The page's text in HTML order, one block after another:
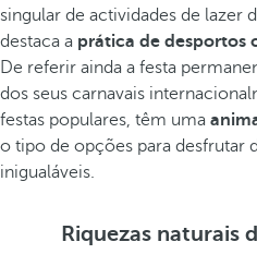
singular de actividades de lazer
destaca a prática de desportos
De referir ainda a festa
dos seus carnavais
festas populares, têm uma
o tipo de opções para desfrutar
inigualáveis.
Riquezas naturais